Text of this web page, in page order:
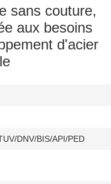
sans couture,
aux besoins
d'acier
DNV/BIS/API/PED